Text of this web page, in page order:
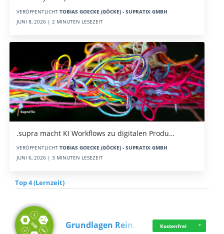
VERÖFFENTLICHT TOBIAS GOECKE (GÖCKE) - SUPRATIX GMBH
JUNI 8, 2026 | 2 MINUTEN LESEZEIT
.supra macht KI Workflows zu digitalen Produ…
VERÖFFENTLICHT TOBIAS GOECKE (GÖCKE) - SUPRATIX GMBH
JUNI 6, 2026 | 3 MINUTEN LESEZEIT
Top 4 (Lernzeit)
Grundlagen Rein… Kostenfrei